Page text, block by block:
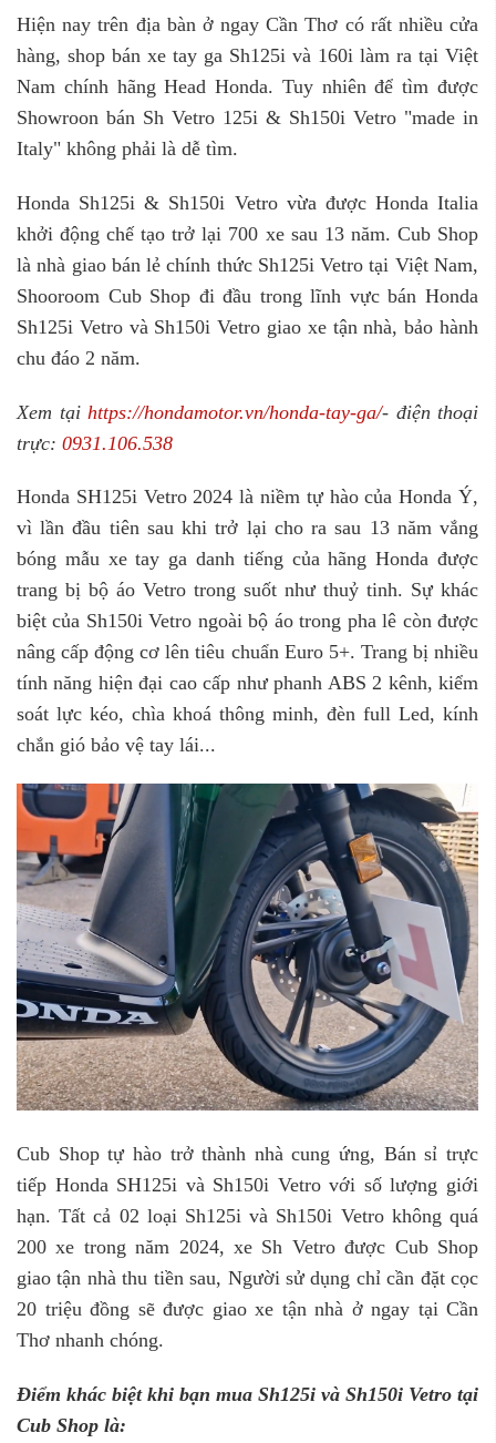
Hiện nay trên địa bàn ở ngay Cần Thơ có rất nhiều cửa
hàng, shop bán xe tay ga Sh125i và 160i làm ra tại Việt
Nam chính hãng Head Honda. Tuy nhiên để tìm được
Showroon bán Sh Vetro 125i & Sh150i Vetro "made in
Italy" không phải là dễ tìm.
Honda Sh125i & Sh150i Vetro vừa được Honda Italia
khởi động chế tạo trở lại 700 xe sau 13 năm. Cub Shop
là nhà giao bán lẻ chính thức Sh125i Vetro tại Việt Nam,
Shooroom Cub Shop đi đầu trong lĩnh vực bán Honda
Sh125i Vetro và Sh150i Vetro giao xe tận nhà, bảo hành
chu đáo 2 năm.
Xem tại https://hondamotor.vn/honda-tay-ga/- điện thoại
trực: 0931.106.538
Honda SH125i Vetro 2024 là niềm tự hào của Honda Ý,
vì lần đầu tiên sau khi trở lại cho ra sau 13 năm vắng
bóng mẫu xe tay ga danh tiếng của hãng Honda được
trang bị bộ áo Vetro trong suốt như thuỷ tinh. Sự khác
biệt của Sh150i Vetro ngoài bộ áo trong pha lê còn được
nâng cấp động cơ lên tiêu chuẩn Euro 5+. Trang bị nhiều
tính năng hiện đại cao cấp như phanh ABS 2 kênh, kiểm
soát lực kéo, chìa khoá thông minh, đèn full Led, kính
chắn gió bảo vệ tay lái...
Cub Shop tự hào trở thành nhà cung ứng, Bán sỉ trực
tiếp Honda SH125i và Sh150i Vetro với số lượng giới
hạn. Tất cả 02 loại Sh125i và Sh150i Vetro không quá
200 xe trong năm 2024, xe Sh Vetro được Cub Shop
giao tận nhà thu tiền sau, Người sử dụng chỉ cần đặt cọc
20 triệu đồng sẽ được giao xe tận nhà ở ngay tại Cần
Thơ nhanh chóng.
Điểm khác biệt khi bạn mua Sh125i và Sh150i Vetro tại
Cub Shop là: